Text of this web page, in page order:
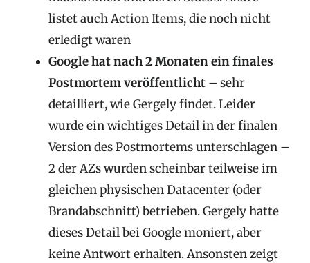
listet auch Action Items, die noch nicht
erledigt waren
Google hat nach 2 Monaten ein finales
Postmortem veröffentlicht – sehr
detailliert, wie Gergely findet. Leider
wurde ein wichtiges Detail in der finalen
Version des Postmortems unterschlagen –
2 der AZs wurden scheinbar teilweise im
gleichen physischen Datacenter (oder
Brandabschnitt) betrieben. Gergely hatte
dieses Detail bei Google moniert, aber
keine Antwort erhalten. Ansonsten zeigt